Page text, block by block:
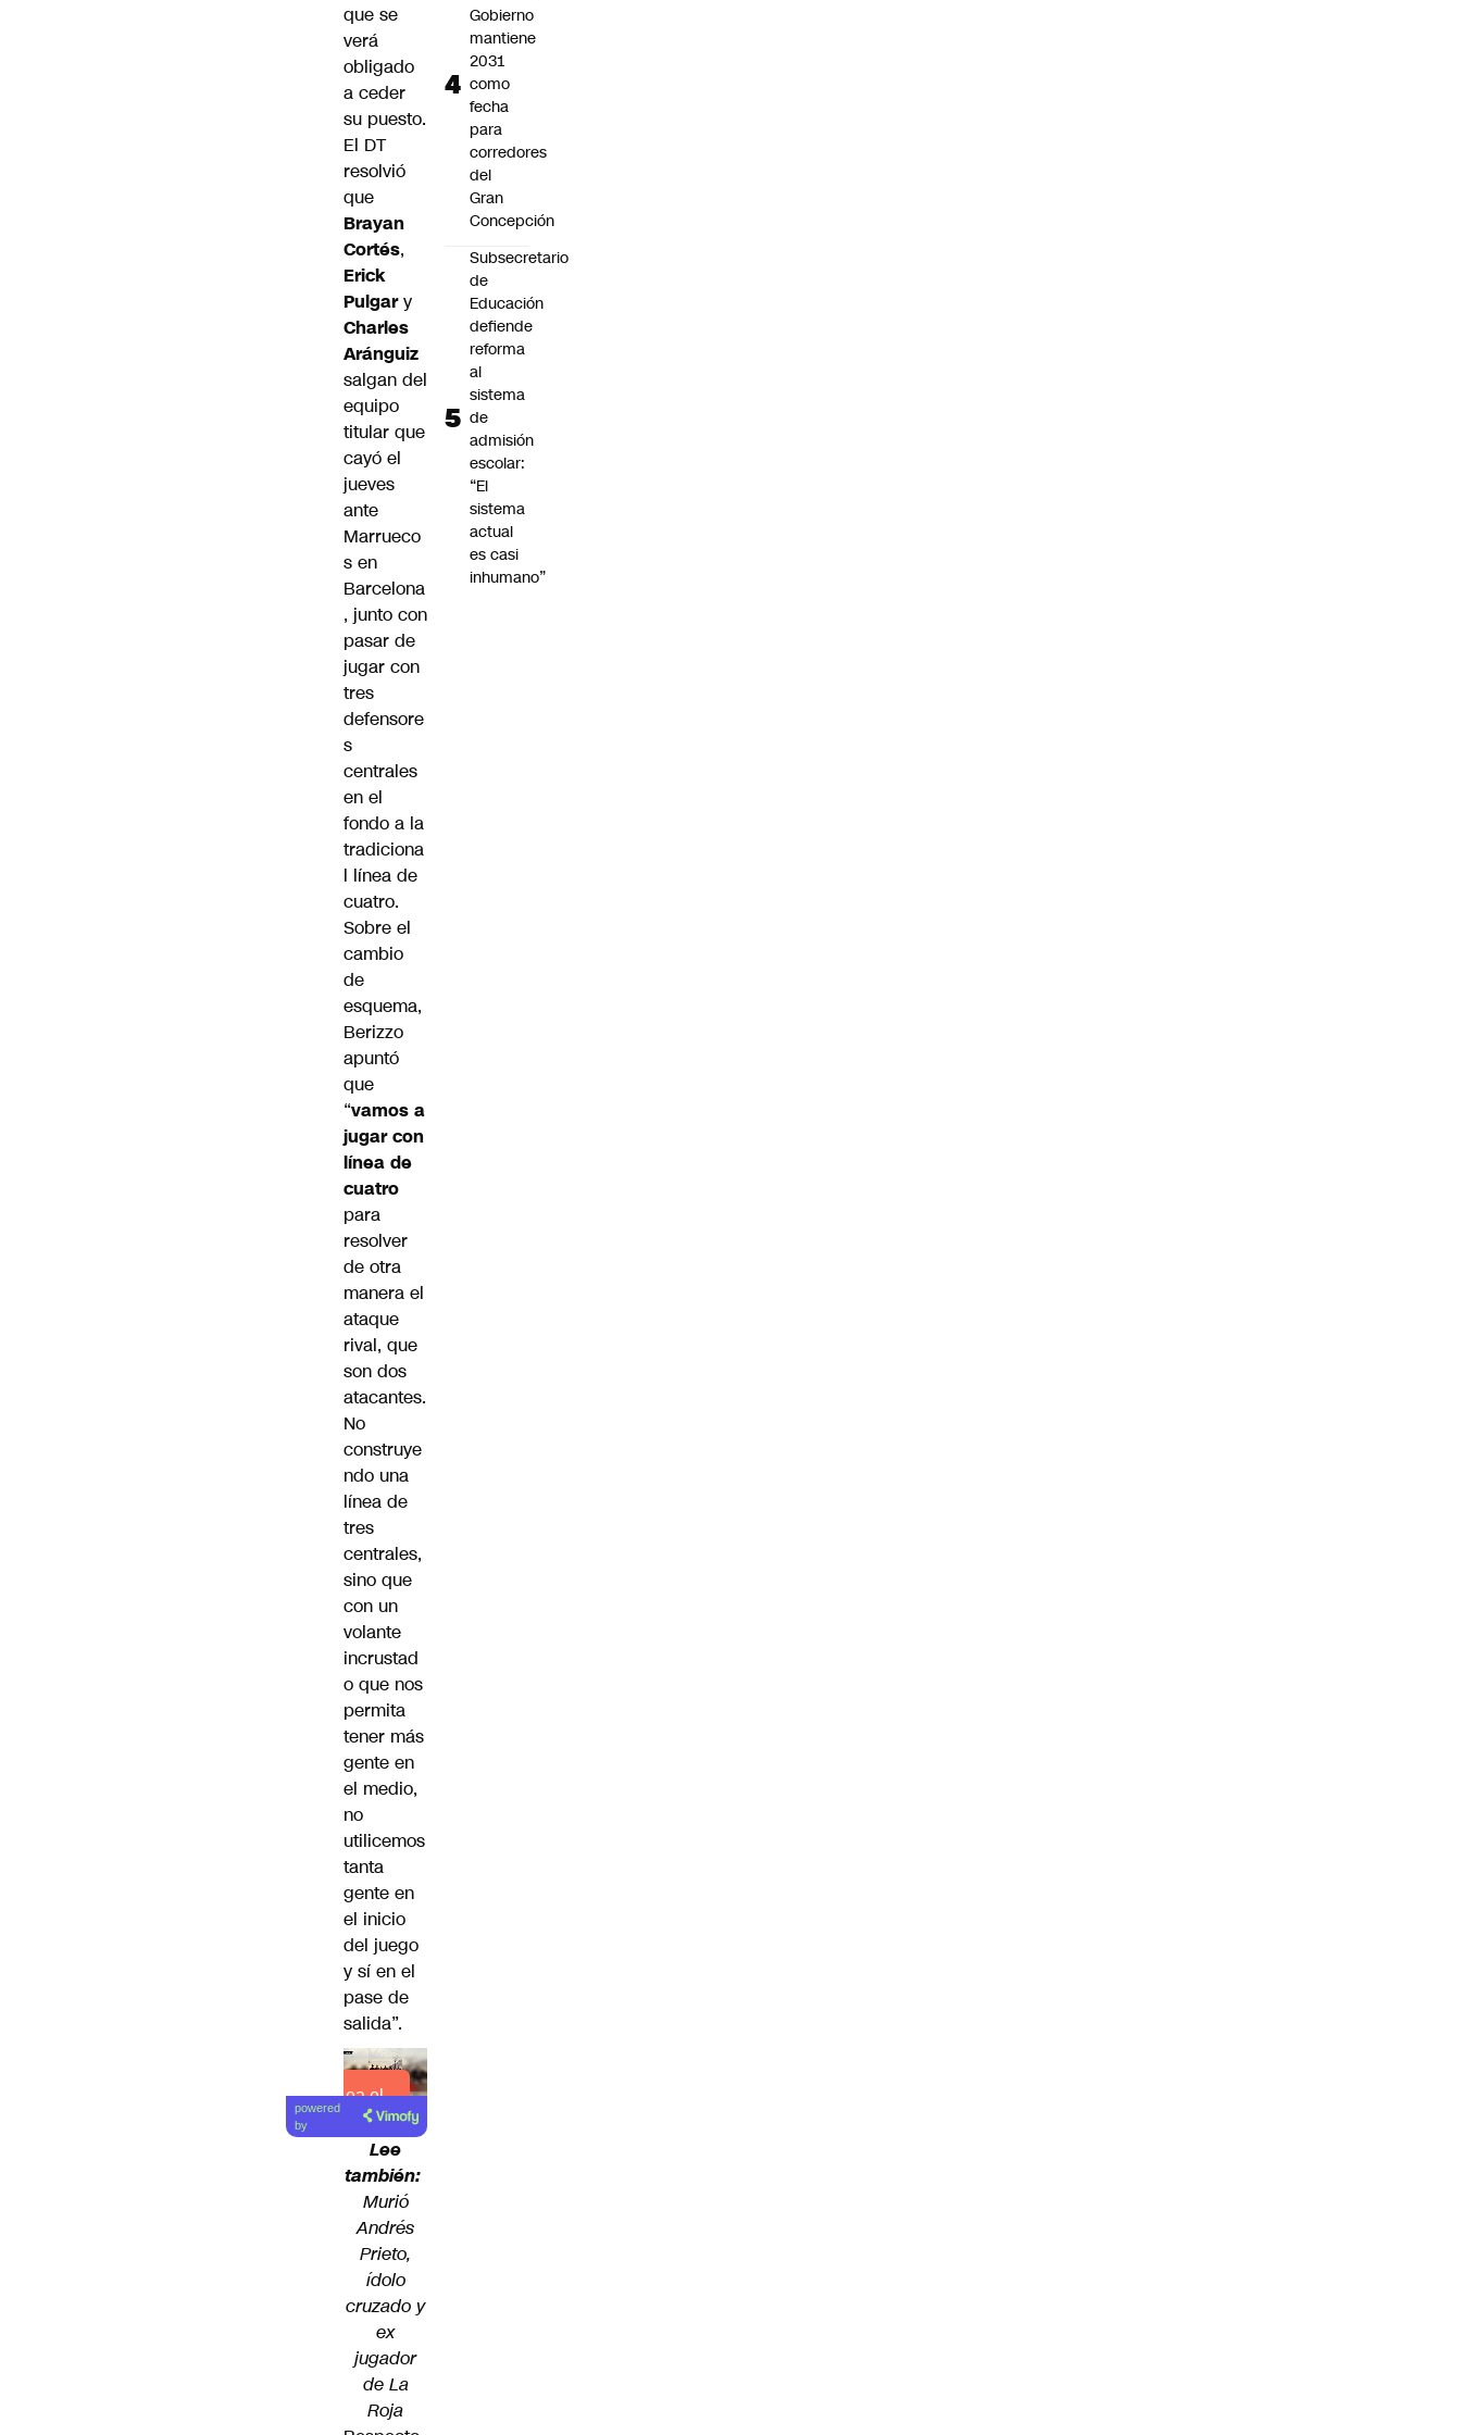
que se
verá
obligado
a ceder
su puesto.
El DT
resolvió
que
Brayan
Cortés,
Erick
Pulgary
Charles
Aránguiz
salgan del
equipo
titular que
cayó el
jueves
ante
Marrueco
s en
Barcelona
, junto con
pasar de
jugar con
tres
defensore
s
centrales
en el
fondo a la
tradiciona
l línea de
cuatro.
Sobre el
cambio
de
esquema,
Berizzo
apuntó
que
“vamos a
jugar con
línea de
cuatro
para
resolver
de otra
manera el
ataque
rival, que
son dos
atacantes.
No
construye
ndo una
línea de
tres
centrales,
sino que
con un
volante
incrustad
o que nos
permita
tener más
gente en
el medio,
no
utilicemos
tanta
gente en
el inicio
del juego
y sí en el
pase de
salida”.
Lea el
artículo
powered
by
Lee
también:
Murió
Andrés
Prieto,
ídolo
cruzado y
ex
jugador
de La
Roja
Gobierno
mantiene
2031
como
fecha
para
corredores
del
Gran
Concepción
Subsecretario
de
Educación
defiende
reforma
al
sistema
de
admisión
escolar:
“El
sistema
actual
es casi
inhumano”